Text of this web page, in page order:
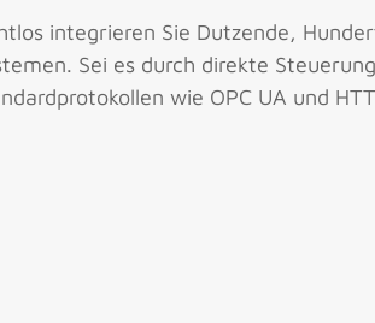
integrieren Sie Dutzende,
Sei es durch direkte
wie OPC UA und